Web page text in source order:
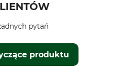
produktu
pytań